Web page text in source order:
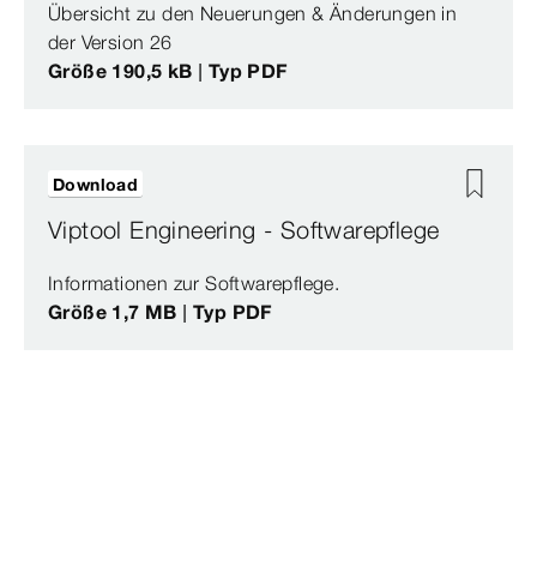
Übersicht zu den Neuerungen & Änderungen in
der Version 26
Größe 190,5 kB | Typ PDF
Viptool Engineering - Softwarepflege
Informationen zur Softwarepflege.
Größe 1,7 MB | Typ PDF
Download